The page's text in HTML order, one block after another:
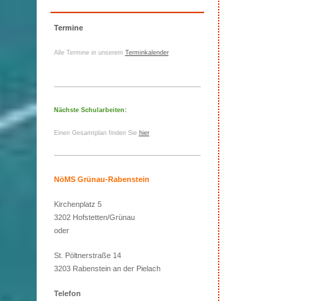
Termine
Alle Termine in unserem Terminkalender
Nächste Schularbeiten:
Einen Gesamtplan finden Sie hier
NöMS Grünau-Rabenstein
Kirchenplatz 5
3202 Hofstetten/Grünau
oder
St. Pöltnerstraße 14
3203 Rabenstein an der Pielach
Telefon